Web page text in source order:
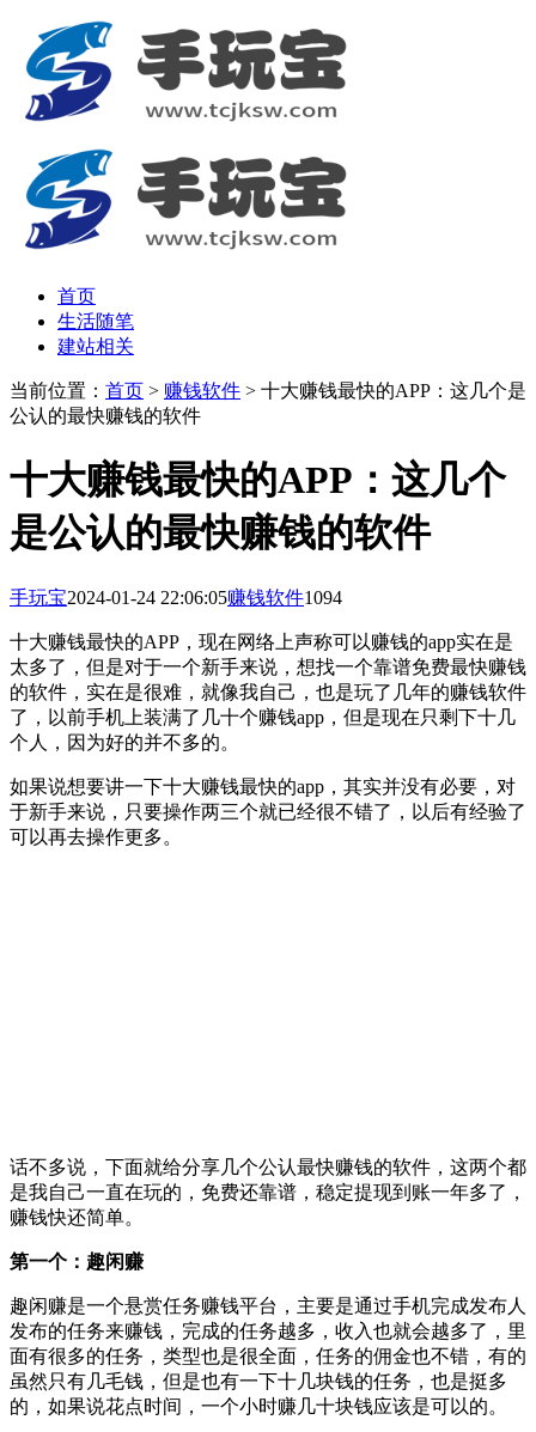
首页
生活随笔
建站相关
当前位置： 首页 > 赚钱软件 > 十大赚钱最快的APP：这几个是
公认的最快赚钱的软件
十大赚钱最快的APP：这几个
是公认的最快赚钱的软件
手玩宝2024-01-24 22:06:05赚钱软件1094
十大赚钱最快的APP，现在网络上声称可以赚钱的app实在是
太多了，但是对于一个新手来说，想找一个靠谱免费最快赚钱
的软件，实在是很难，就像我自己，也是玩了几年的赚钱软件
了，以前手机上装满了几十个赚钱app，但是现在只剩下十几
个人，因为好的并不多的。
如果说想要讲一下十大赚钱最快的app，其实并没有必要，对
于新手来说，只要操作两三个就已经很不错了，以后有经验了
可以再去操作更多。
话不多说，下面就给分享几个公认最快赚钱的软件，这两个都
是我自己一直在玩的，免费还靠谱，稳定提现到账一年多了，
赚钱快还简单。
第一个：趣闲赚
趣闲赚是一个悬赏任务赚钱平台，主要是通过手机完成发布人
发布的任务来赚钱，完成的任务越多，收入也就会越多了，里
面有很多的任务，类型也是很全面，任务的佣金也不错，有的
虽然只有几毛钱，但是也有一下十几块钱的任务，也是挺多
的，如果说花点时间，一个小时赚几十块钱应该是可以的。